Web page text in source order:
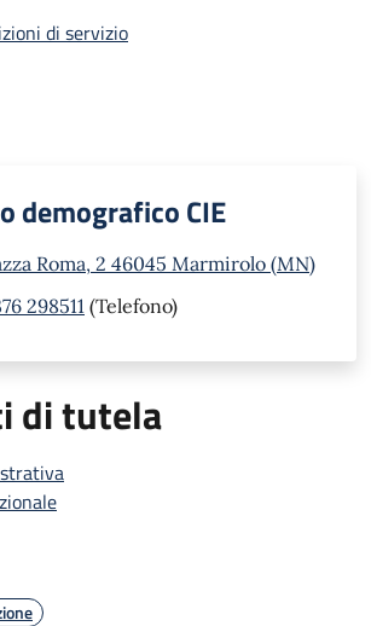
di servizio
demografico CIE
Roma, 2 46045 Marmirolo (MN)
298511(Telefono)
di tutela